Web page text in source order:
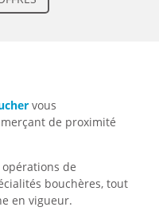
vous
de proximité
de
bouchères, tout
en vigueur.